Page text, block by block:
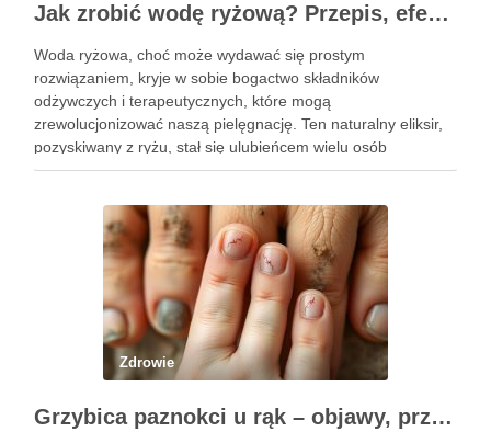
Jak zrobić wodę ryżową? Przepis, efekty i zastosowanie w pielęgnacji
Woda ryżowa, choć może wydawać się prostym
rozwiązaniem, kryje w sobie bogactwo składników
odżywczych i terapeutycznych, które mogą
zrewolucjonizować naszą pielęgnację. Ten naturalny eliksir,
pozyskiwany z ryżu, stał się ulubieńcem wielu osób
dbających o zdrowie włosów oraz kondycję skóry. Dzięki
dostępna dla …
Zdrowie
Grzybica paznokci u rąk – objawy, przyczyny i skuteczne leczenie